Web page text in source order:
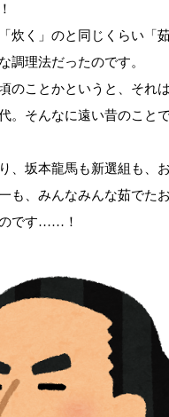
炊く」のと同じくらい「
調理法だったのです。
のことかというと、それ
。そんなに遠い昔のこと
、坂本龍馬も新選組も、
も、みんなみんな茹でた
です……！